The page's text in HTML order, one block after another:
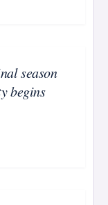
season
begins